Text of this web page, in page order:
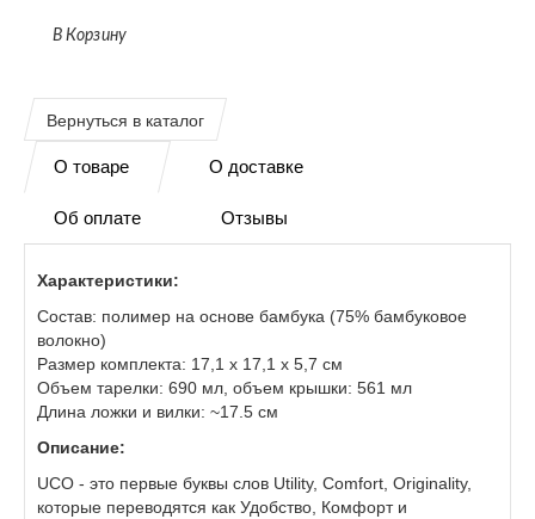
О товаре О доставке
Об оплате Отзывы
Характеристики:
Состав: полимер на основе бамбука (75% бамбуковое
волокно)
Размер комплекта: 17,1 х 17,1 х 5,7 см
Объем тарелки: 690 мл, объем крышки: 561 мл
Длина ложки и вилки: ~17.5 см
Описание:
UCO - это первые буквы слов Utility, Comfort, Originality,
которые переводятся как Удобство, Комфорт и